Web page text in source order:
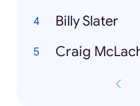
Billy Slater
Craig